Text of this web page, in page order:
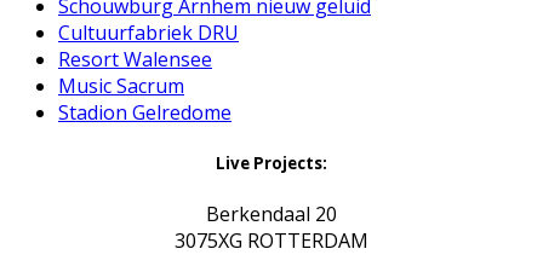
Schouwburg Arnhem nieuw geluid
Cultuurfabriek DRU
Resort Walensee
Music Sacrum
Stadion Gelredome
Live Projects:
Berkendaal 20
3075XG ROTTERDAM